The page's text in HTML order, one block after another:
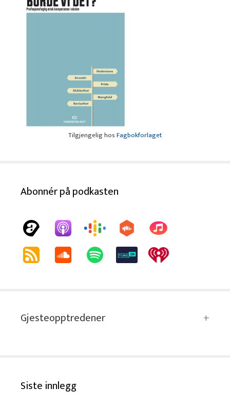
Tilgjengelig hosFagbokforlaget
Abonnér på podkasten
Gjesteopptredener
Siste innlegg